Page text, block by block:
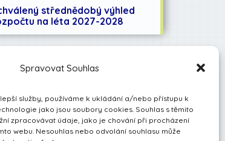
Spravovat Souhlas
služby, používáme k ukládání a/nebo přístupu k
jako jsou soubory cookies. Souhlas s těmito
zpracovávat údaje, jako je chování při procházení
webu. Nesouhlas nebo odvolání souhlasu může
střednědobý výhled
na léta 2027-2028